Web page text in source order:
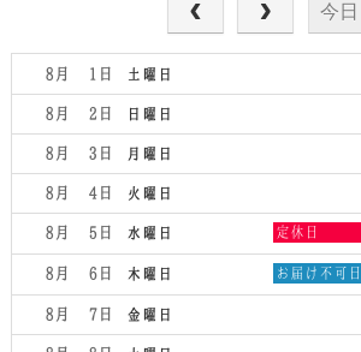
今日
土曜日
8月 1
日曜日
8月 2
月曜日
8月 3
火曜日
8月 4
水曜日
8月 5
水
日,
8
2026
定休日
木曜日
8月 6
木
お届け不可日
金曜日
8月 7